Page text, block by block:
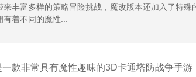
来丰富多样的策略冒险挑战，魔改版本还加入了特
着不同的魔性...
一款非常具有魔性趣味的3D卡通塔防战争手